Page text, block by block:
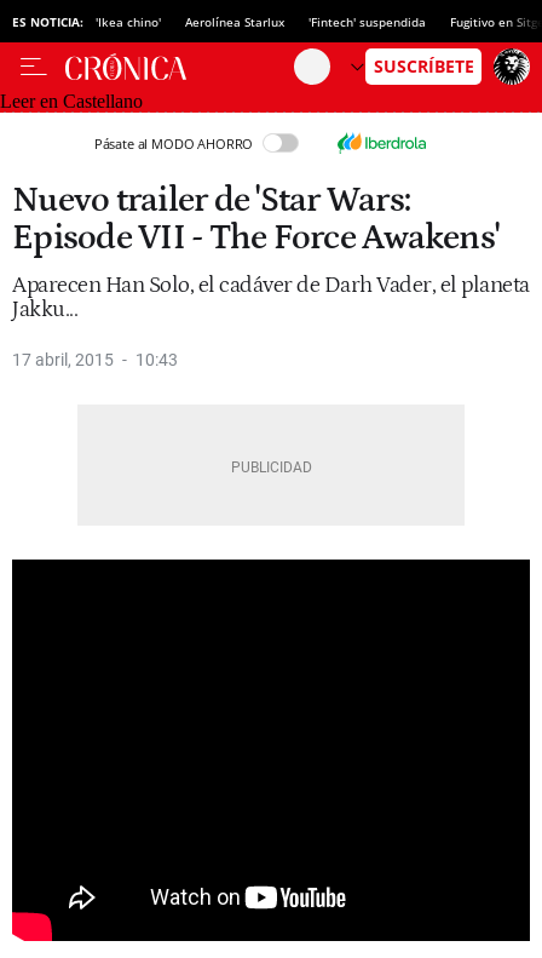
ES NOTICIA: 'Ikea chino' Aerolínea Starlux 'Fintech' suspendida Fugitivo en
Leer en Castellano
Pásate al MODO AHORRO
Nuevo trailer de 'Star Wars:
Episode VII - The Force Awakens'
Aparecen Han Solo, el cadáver de Darh Vader, el planeta
Jakku...
17 abril, 2015 10:43